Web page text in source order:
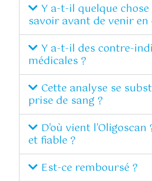
Y a-t-il quelque
savoir avant de venir
Y a-t-il des contre-
médicales ?
Cette analyse se
prise de sang ?
D'où vient l'Oligoscan
et fiable ?
Est-ce remboursé ?